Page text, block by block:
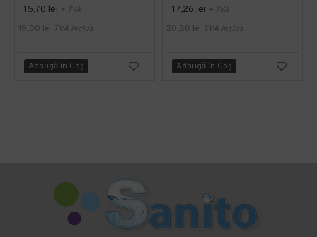
15,70 lei + TVA
19,00 lei TVA inclus
Adaugă în Coş
17,26 lei + TVA
20,88 lei TVA inclus
Adaugă în Coş